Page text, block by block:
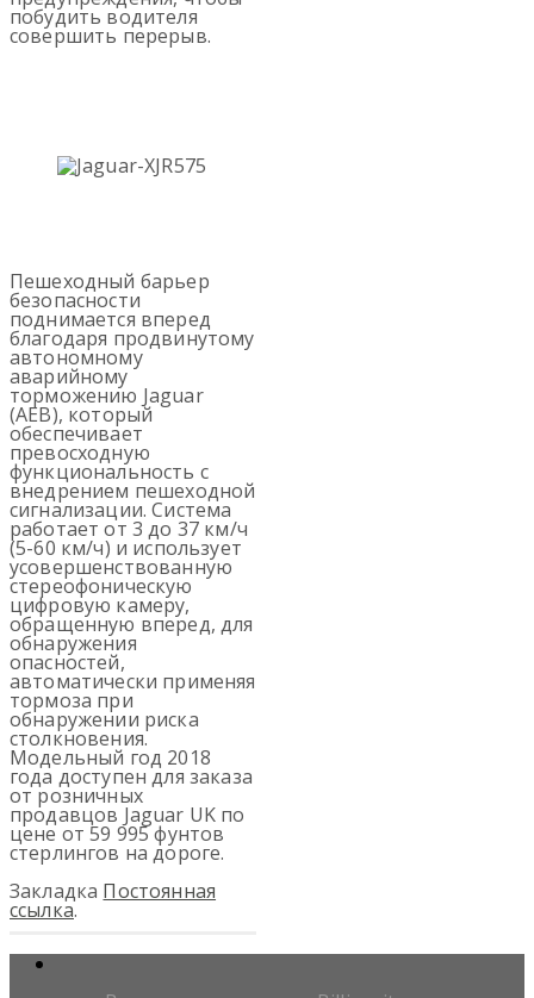
побудить водителя
совершить перерыв.
Пешеходный барьер
безопасности
поднимается вперед
благодаря продвинутому
автономному
аварийному
торможению Jaguar
(AEB), который
обеспечивает
превосходную
функциональность с
внедрением пешеходной
сигнализации. Система
работает от 3 до 37 км/ч
(5-60 км/ч) и использует
усовершенствованную
стереофоническую
цифровую камеру,
обращенную вперед, для
обнаружения
опасностей,
автоматически применяя
тормоза при
обнаружении риска
столкновения.
Модельный год 2018
года доступен для заказа
от розничных
продавцов Jaguar UK по
цене от 59 995 фунтов
стерлингов на дороге.
Закладка Постоянная
ссылка.